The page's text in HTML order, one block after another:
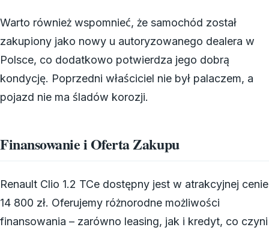
Warto również wspomnieć, że samochód został
zakupiony jako nowy u autoryzowanego dealera w
Polsce, co dodatkowo potwierdza jego dobrą
kondycję. Poprzedni właściciel nie był palaczem, a
pojazd nie ma śladów korozji.
Finansowanie i Oferta Zakupu
Renault Clio 1.2 TCe dostępny jest w atrakcyjnej cenie
14 800 zł. Oferujemy różnorodne możliwości
finansowania – zarówno leasing, jak i kredyt, co czyni